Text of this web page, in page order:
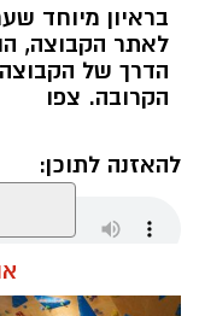
בראיון מיוחד
לאתר הקבוצה,
הדרך של
הקרובה. צפו
להאזנה לתוכן:
שחר כחלון / 18:01 07.08.26